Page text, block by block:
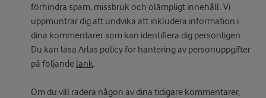
förhindra spam, missbruk och olämpligt innehåll. Vi
uppmuntrar dig att undvika att inkludera information i
dina kommentarer som kan identifiera dig personligen.
Du kan läsa Arlas policy för hantering av personuppgifter
på följande länk.
Om du vill radera någon av dina tidigare kommentarer,